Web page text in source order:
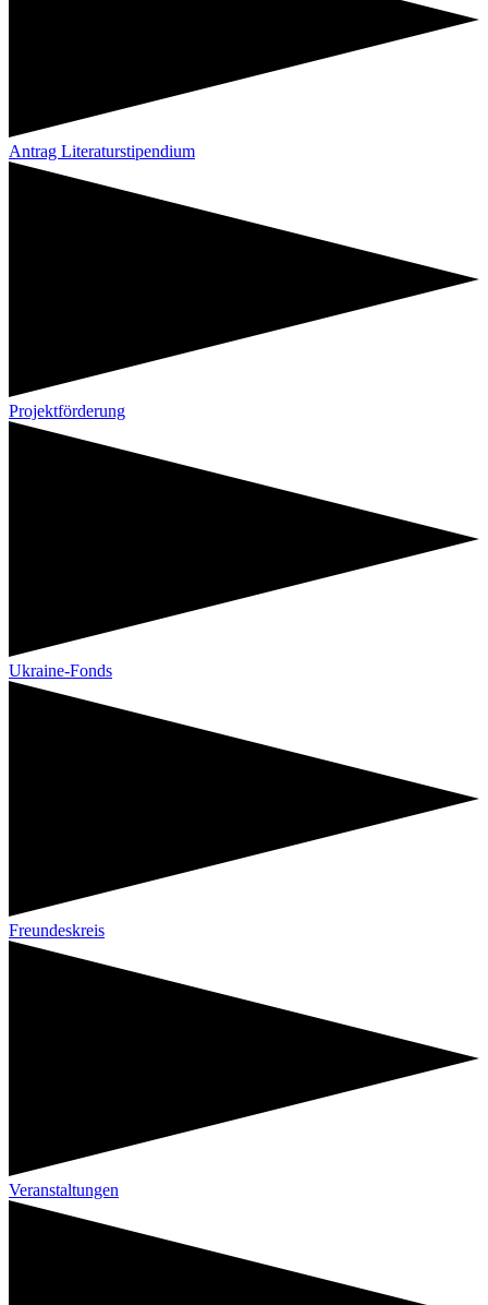
Antrag Literaturstipendium
Projektförderung
Ukraine-Fonds
Freundeskreis
Veranstaltungen